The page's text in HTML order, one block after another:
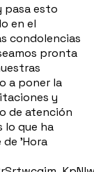
pasa esto
en el
condolencias
pronta
a poner la
y
de atención
lo que ha
'Hora